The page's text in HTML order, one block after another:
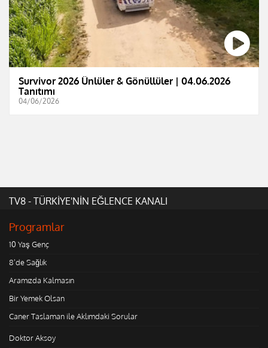
Survivor 2026 Ünlüler & Gönüllüler | 04.06.2026
Tanıtımı
04/06/2026
TV8 - TÜRKİYE'NİN EĞLENCE KANALI
Programlar
10 Yaş Genç
8'de Sağlık
Aramızda Kalmasın
Bir Yemek Olsan
Caner Taslaman ile Aklımdaki Sorular
Doktor Aksoy